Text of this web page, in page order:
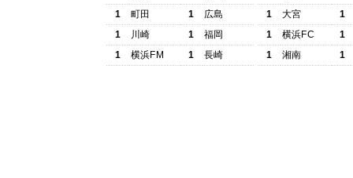
1
町田 1
広島
1
川崎 1
福岡
1
横浜FM 1 長崎
1
大宮
1
1
横浜FC
1
1
湘南 1